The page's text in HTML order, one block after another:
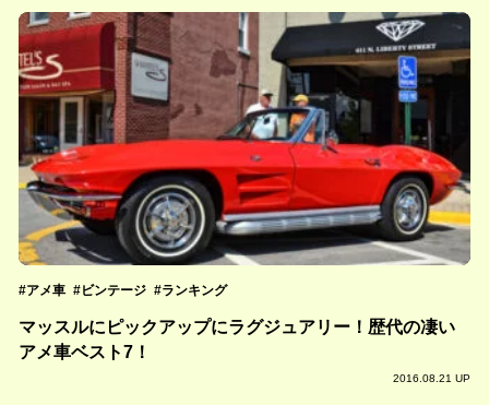
アメ車 ビンテージ ランキング
マッスルにピックアップにラグジュアリー！歴代の凄い
アメ車ベスト7！
2016.08.21 UP